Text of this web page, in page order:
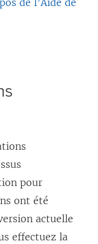
pour
ont été
actuelle
effectuez la